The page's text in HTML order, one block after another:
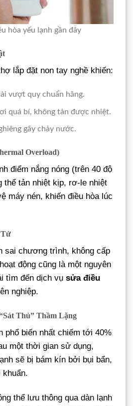
hòa yếu lạnh gần đây
lắp đặt non tay nghề khiến:
vượt quy chuẩn hãng.
quá bí, không tản được nhiệt.
gây chảy nước.
Overload)
điểm nắng nóng (trên 40 độ
thể tản nhiệt kịp, rơ-le nhiệt
máy nén, khiến điều hòa lúc
Tử
sai chương trình, không cấp
động cũng là một nguyên
tìm đến dịch vụ sửa điều
nghiệp.
Thủ” Thầm Lặng
phổ biến nhất chiếm tới 40%
một thời gian sử dụng,
sẽ bị bám kín bởi bụi bẩn,
khuẩn.
thể lưu thông qua dàn lạnh